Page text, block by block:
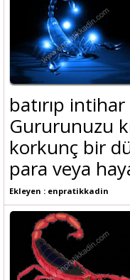
batırıp
Gururunuzu
korkunç bir
para veya
Ekleyen : enpratikkadin